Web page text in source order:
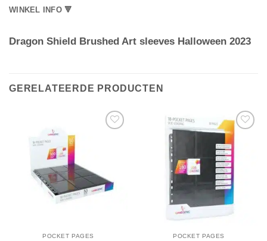
WINKEL INFO 🔻
Dragon Shield Brushed Art sleeves Halloween 2023
GERELATEERDE PRODUCTEN
POCKET PAGES POCKET PAGES